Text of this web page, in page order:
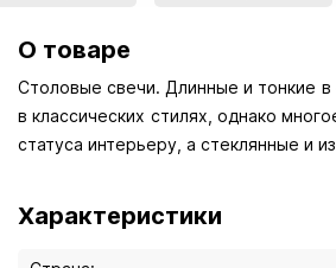
О товаре
Столовые свечи. Длинные и тонкие
в классических стилях, однако
статуса интерьеру, а стеклянные и
Характеристики